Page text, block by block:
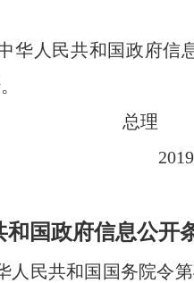
华人民共和国政府信
总
和国政府信息公开
华人民共和国国务院令